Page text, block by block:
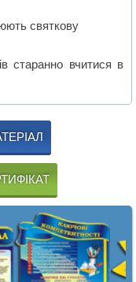
святкову
старанно вчитися в